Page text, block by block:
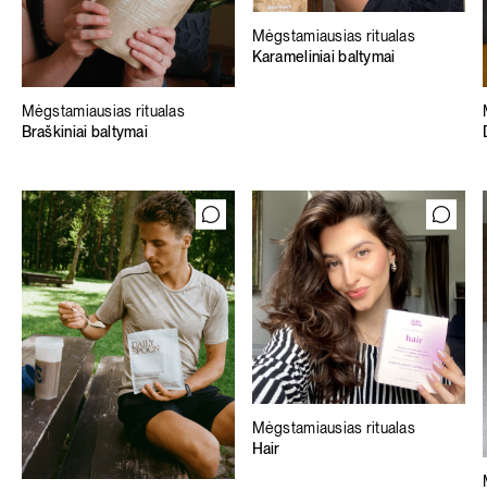
Mėgstamiausias ritualas
Braškiniai baltymai
Mėgstamiausias ritualas
Karameliniai baltymai
Mėgstamiausias ritualas
Hair